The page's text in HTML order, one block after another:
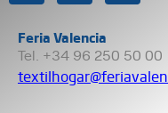
Feria Valencia
Tel. +34 96 250 50 00